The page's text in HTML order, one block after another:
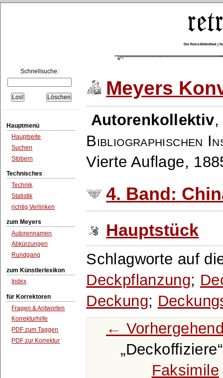
Die Retro-Bibliothek |
Schnellsuche:
Hauptmenü
Hauptseite
Suchen
Stöbern
Technisches
Technik
Statistik
richtig Verlinken
zum Meyers
Autorennamen
Abkürzungen
Rundgang
zum Künstlerlexikon
Index
für Korrektoren
Fragen & Antworten
Korrekturhilfe
PDF zum Taggen
PDF zur Korrektur
Meyers
Autorenkollektiv
Bibliographischen
Vierte Auflage,
4. Band:
Hauptstück
Schlagworte auf
Deckpflanzung;
Deckung;
←
Deckoffiziere
Faksimile